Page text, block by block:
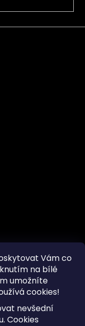
Vám co
na bílé
umožníte
cookies!
nevšední
Cookies